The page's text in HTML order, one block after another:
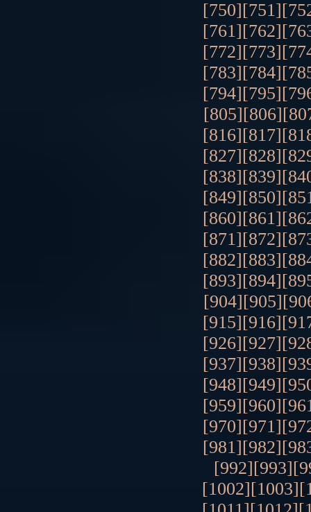
[750][751]
[761][762]
[772][773]
[783][784]
[794][795]
[805][806]
[816][817]
[827][828]
[838][839]
[849][850]
[860][861]
[871][872]
[882][883]
[893][894]
[904][905]
[915][916]
[926][927]
[937][938]
[948][949]
[959][960]
[970][971]
[981][982]
[992][993]
[1002][1003]